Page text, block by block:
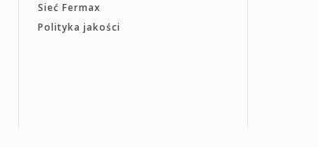
Sieć Fermax
Polityka jakości